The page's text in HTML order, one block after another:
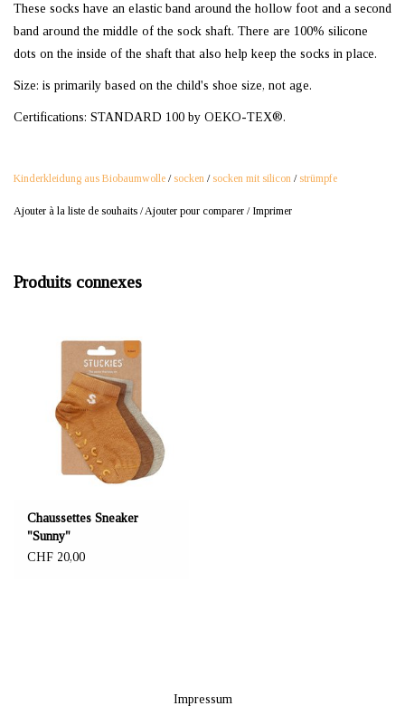
These socks have an elastic band around the hollow foot and a second
band around the middle of the sock shaft. There are 100% silicone
dots on the inside of the shaft that also help keep the socks in place.
Size: is primarily based on the child's shoe size, not age.
Certifications: STANDARD 100 by OEKO-TEX®.
Kinderkleidung aus Biobaumwolle / socken / socken mit silicon / strümpfe
Ajouter à la liste de souhaits /Ajouter pour comparer / Imprimer
Produits connexes
Chaussettes Sneaker
"Sunny"
CHF 20,00
Impressum